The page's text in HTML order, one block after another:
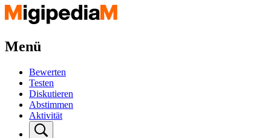
Menü
Bewerten
Testen
Diskutieren
Abstimmen
Aktivität